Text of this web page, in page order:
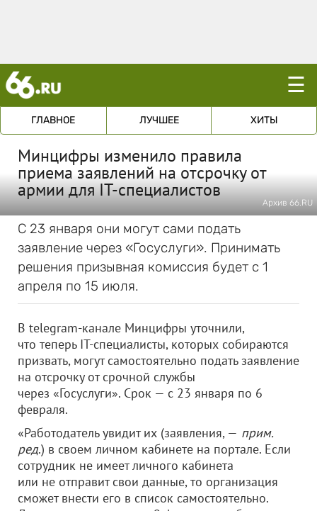
☰
ГЛАВНОЕ ЛУЧШЕЕ ХИТЫ
Минцифры изменило правила
приема заявлений на отсрочку от
армии для IT-специалистов
Архив 66.RU
С 23 января они могут сами подать
заявление через «Госуслуги». Принимать
решения призывная комиссия будет с 1
апреля по 15 июля.
В telegram-канале Минцифры уточнили,
что теперь IT-специалисты, которых собираются
призвать, могут самостоятельно подать заявление
на отсрочку от срочной службы
через «Госуслуги». Срок — с 23 января по 6
февраля.
«Работодатель увидит их (заявления, — прим.
ред.) в своем личном кабинете на портале. Если
сотрудник не имеет личного кабинета
или не отправит свои данные, то организация
сможет внести его в список самостоятельно.